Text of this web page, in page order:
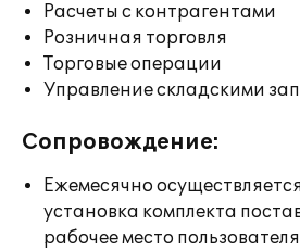
Расчеты с контрагентами
Розничная торговля
Торговые операции
Управление складскими
Сопровождение:
Ежемесячно
установка комплекта
рабочее место пользователя